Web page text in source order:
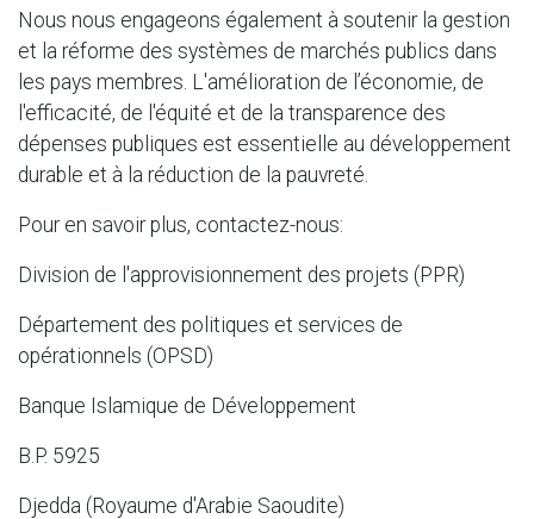
Nous nous engageons également à soutenir la gestion
et la réforme des systèmes de marchés publics dans
les pays membres. L'amélioration de l’économie, de
l'efficacité, de l'équité et de la transparence des
dépenses publiques est essentielle au développement
durable et à la réduction de la pauvreté.
Pour en savoir plus, contactez-nous:
Division de l'approvisionnement des projets (PPR)
Département des politiques et services de
opérationnels (OPSD)
Banque Islamique de Développement
B.P. 5925
Djedda (Royaume d'Arabie Saoudite)